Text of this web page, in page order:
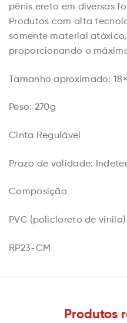
pênis ereto em diversas
Produtos com alta
somente material
proporcionando o
Tamanho aproximado:
Peso: 270g
Cinta Regulável
Prazo de validade:
Composição
PVC (policloreto de vinila)
RP23-CM
Produtos